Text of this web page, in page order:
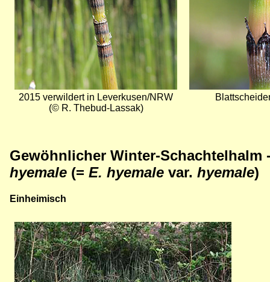
2015 verwildert in Leverkusen/NRW
(© R. Thebud-Lassak)
Gewöhnlicher Winter-Schachtelhalm
hyemale (= E. hyemale var. hyemale)
Einheimisch
Bild